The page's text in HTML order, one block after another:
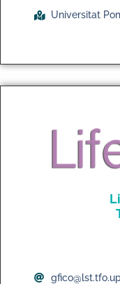
Universitat